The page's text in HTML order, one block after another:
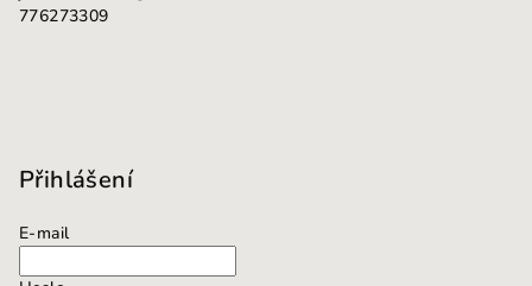
776273309
Přihlášení
E-mail